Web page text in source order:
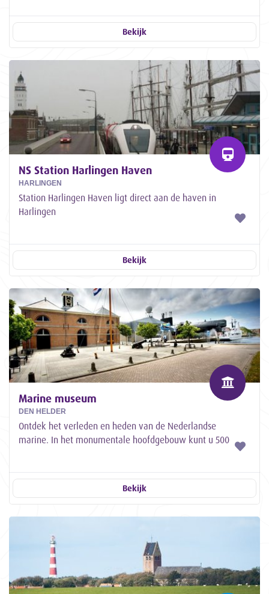
Bekijk
NS Station Harlingen Haven
HARLINGEN
Station Harlingen Haven ligt direct aan de haven in
Harlingen
Bekijk
Marine museum
DEN HELDER
Ontdek het verleden en heden van de Nederlandse
marine. In het monumentale hoofdgebouw kunt u 500
Bekijk